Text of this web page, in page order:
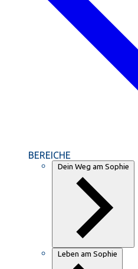
BEREICHE
Dein Weg am Sophie
Leben am Sophie